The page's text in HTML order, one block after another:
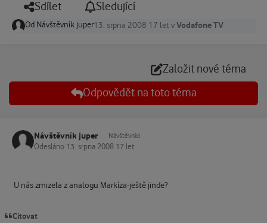
Sdílet Sledující
Od Návštěvník juper13. srpna 2008 17 let vVodafone TV
Založit nové téma
Odpovědět na toto téma
Návštěvník juper Návštěvníci
Odesláno 13. srpna 2008 17 let
U nás zmizela z analogu Markíza-ještě jinde?
Citovat